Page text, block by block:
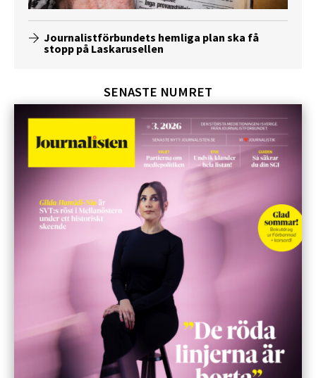
Journalistförbundets hemliga plan ska få
stopp på Laskarusellen
SENASTE NUMRET